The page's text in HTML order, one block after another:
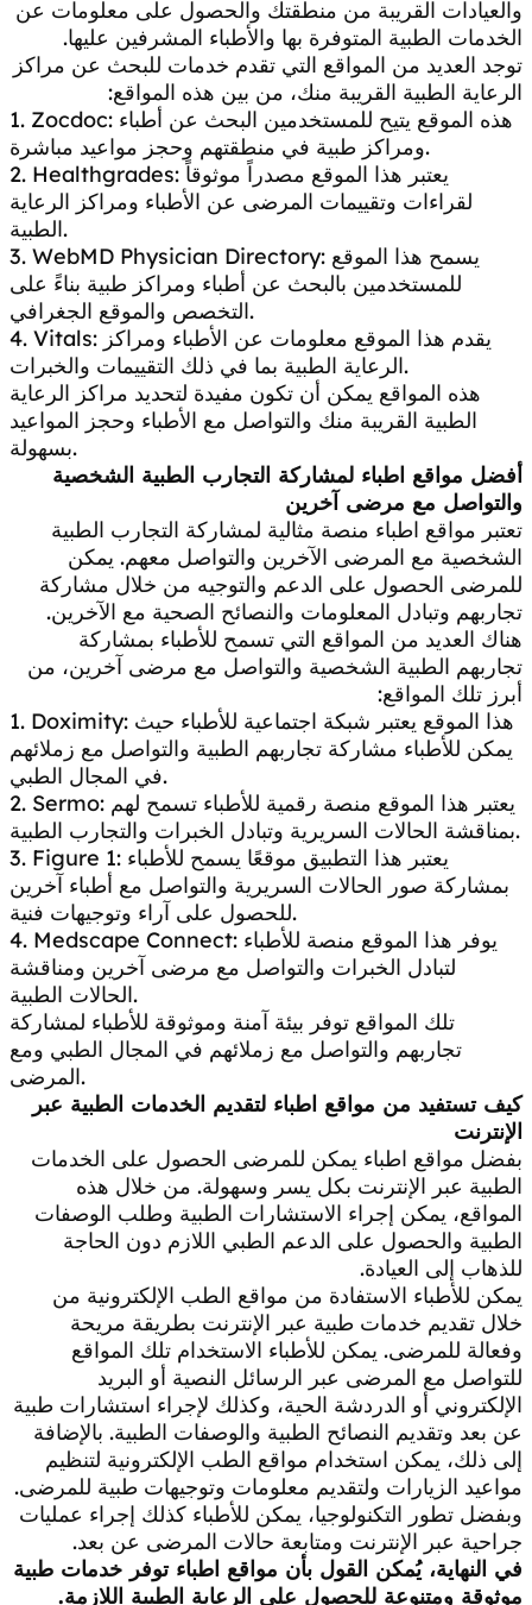
والعيادات القريبة من منطقتك والحصول على معلومات عن
الخدمات الطبية المتوفرة بها والأطباء المشرفين عليها.
توجد العديد من المواقع التي تقدم خدمات للبحث عن مراكز
الرعاية الطبية القريبة منك، من بين هذه المواقع:
1. Zocdoc: هذه الموقع يتيح للمستخدمين البحث عن أطباء
ومراكز طبية في منطقتهم وحجز مواعيد مباشرة.
2. Healthgrades: يعتبر هذا الموقع مصدراً موثوقاً
لقراءات وتقييمات المرضى عن الأطباء ومراكز الرعاية
الطبية.
3. WebMD Physician Directory: يسمح هذا الموقع
للمستخدمين بالبحث عن أطباء ومراكز طبية بناءً على
التخصص والموقع الجغرافي.
4. Vitals: يقدم هذا الموقع معلومات عن الأطباء ومراكز
الرعاية الطبية بما في ذلك التقييمات والخبرات.
هذه المواقع يمكن أن تكون مفيدة لتحديد مراكز الرعاية
الطبية القريبة منك والتواصل مع الأطباء وحجز المواعيد
بسهولة.
أفضل مواقع اطباء لمشاركة التجارب الطبية الشخصية
والتواصل مع مرضى آخرين
تعتبر مواقع اطباء منصة مثالية لمشاركة التجارب الطبية
الشخصية مع المرضى الآخرين والتواصل معهم. يمكن
للمرضى الحصول على الدعم والتوجيه من خلال مشاركة
تجاربهم وتبادل المعلومات والنصائح الصحية مع الآخرين.
هناك العديد من المواقع التي تسمح للأطباء بمشاركة
تجاربهم الطبية الشخصية والتواصل مع مرضى آخرين، من
أبرز تلك المواقع:
1. Doximity: هذا الموقع يعتبر شبكة اجتماعية للأطباء حيث
يمكن للأطباء مشاركة تجاربهم الطبية والتواصل مع زملائهم
في المجال الطبي.
2. Sermo: يعتبر هذا الموقع منصة رقمية للأطباء تسمح لهم
بمناقشة الحالات السريرية وتبادل الخبرات والتجارب الطبية.
3. Figure 1: يعتبر هذا التطبيق موقعًا يسمح للأطباء
بمشاركة صور الحالات السريرية والتواصل مع أطباء آخرين
للحصول على آراء وتوجيهات فنية.
4. Medscape Connect: يوفر هذا الموقع منصة للأطباء
لتبادل الخبرات والتواصل مع مرضى آخرين ومناقشة
الحالات الطبية.
تلك المواقع توفر بيئة آمنة وموثوقة للأطباء لمشاركة
تجاربهم والتواصل مع زملائهم في المجال الطبي ومع
المرضى.
كيف تستفيد من مواقع اطباء لتقديم الخدمات الطبية عبر
الإنترنت
بفضل مواقع اطباء يمكن للمرضى الحصول على الخدمات
الطبية عبر الإنترنت بكل يسر وسهولة. من خلال هذه
المواقع، يمكن إجراء الاستشارات الطبية وطلب الوصفات
الطبية والحصول على الدعم الطبي اللازم دون الحاجة
للذهاب إلى العيادة.
يمكن للأطباء الاستفادة من مواقع الطب الإلكترونية من
خلال تقديم خدمات طبية عبر الإنترنت بطريقة مريحة
وفعالة للمرضى. يمكن للأطباء الاستخدام تلك المواقع
للتواصل مع المرضى عبر الرسائل النصية أو البريد
الإلكتروني أو الدردشة الحية، وكذلك لإجراء استشارات طبية
عن بعد وتقديم النصائح الطبية والوصفات الطبية. بالإضافة
إلى ذلك، يمكن استخدام مواقع الطب الإلكترونية لتنظيم
مواعيد الزيارات ولتقديم معلومات وتوجيهات طبية للمرضى.
وبفضل تطور التكنولوجيا، يمكن للأطباء كذلك إجراء عمليات
جراحية عبر الإنترنت ومتابعة حالات المرضى عن بعد.
في النهاية، يُمكن القول بأن مواقع اطباء توفر خدمات طبية
موثوقة ومتنوعة للحصول على الرعاية الطبية اللازمة.